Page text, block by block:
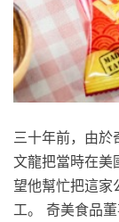
三十年前，由
文龍把當時在美
望他幫忙把這家
工。 奇美食品